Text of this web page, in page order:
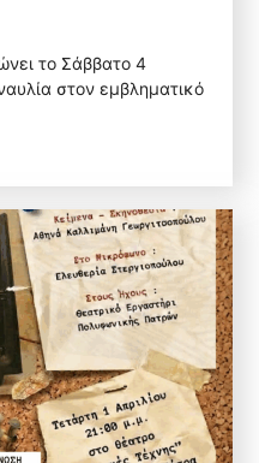
το Σάββατο 4
στον εμβληματικό